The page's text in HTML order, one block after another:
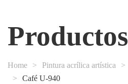
Productos
Home > Pintura acrílica artística >
>
Café U-940